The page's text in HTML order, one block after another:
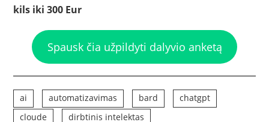
kils iki 300 Eur
Spausk čia užpildyti dalyvio anketą
ai automatizavimas bard
chatgpt
cloude
dirbtinis intelektas